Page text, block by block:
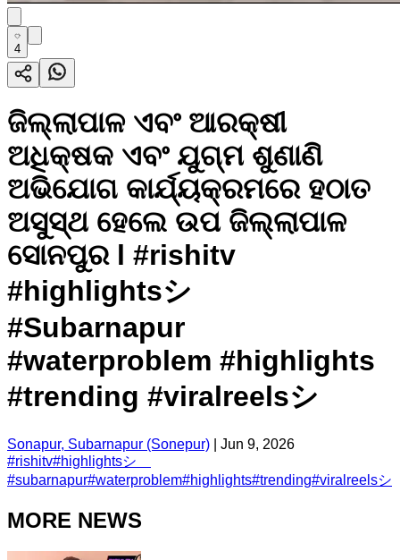
4
ଜିଲ୍ଲାପାଳ ଏବଂ ଆରକ୍ଷୀ
ଅଧିକ୍ଷକ ଏବଂ ଯୁଗ୍ମ ଶୁଣାଣି
ଅଭିଯୋଗ କାର୍ଯ୍ୟକ୍ରମରେ ହଠାତ
ଅସୁସ୍ଥ ହେଲେ ଉପ ଜିଲ୍ଲାପାଳ
ସୋନପୁର l #rishitv
#highlightsシ゚
#Subarnapur
#waterproblem #highlights
#trending #viralreelsシ
Sonapur, Subarnapur (Sonepur)
Jun 9, 2026
#rishitv#highlightsシ゚
#subarnapur#waterproblem#highlights#trending#viralreelsシ
MORE NEWS